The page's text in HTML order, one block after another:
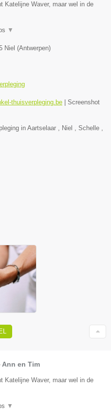
Katelijne Waver, maar wel in de
▼
Niel (Antwerpen)
thuisverpleging.be
Screenshot
in Aartselaar , Niel , Schelle ,
en Tim
Katelijne Waver, maar wel in de
▼